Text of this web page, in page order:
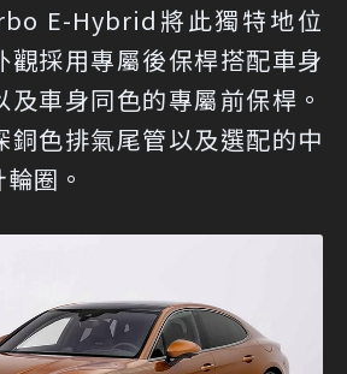
E-Hybrid將此獨特地位
觀採用專屬後保桿搭配車身
車身同色的專屬前保桿。
銅色排氣尾管以及選配的中
圈。